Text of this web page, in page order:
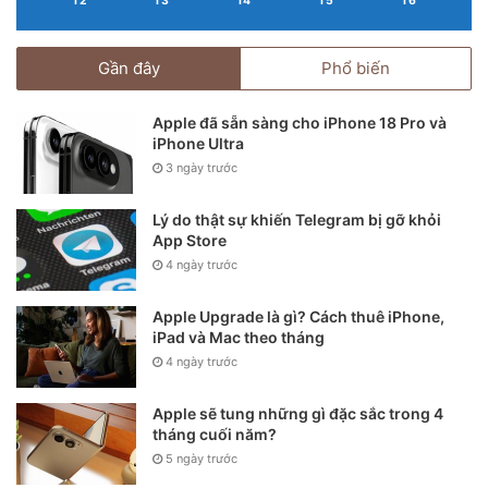
doanh thu của dòng Galaxy S21 lên 6% trong quý 1/ 2021.
iPhone 12 Pro.
Mate 40 Pro của Huawei chiếm vị trí còn lại trong top 10
với 2% thị phần. So sánh với tình hình thực tại, con số này
Gần đây Phổ biến
Apple đã sẵn sàng cho iPhone 18 Pro và
iPhone Ultra
3 ngày trước
Lý do thật sự khiến Telegram bị gỡ khỏi
App Store
4 ngày trước
Apple Upgrade là gì? Cách thuê iPhone,
iPad và Mac theo tháng
4 ngày trước
Apple sẽ tung những gì đặc sắc trong 4
tháng cuối năm?
5 ngày trước